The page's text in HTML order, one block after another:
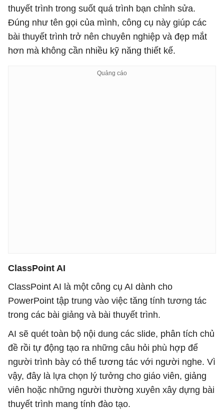
thuyết trình trong suốt quá trình bạn chỉnh sửa.
Đúng như tên gọi của mình, công cụ này giúp các
bài thuyết trình trở nên chuyên nghiệp và đẹp mắt
hơn mà không cần nhiều kỹ năng thiết kế.
ClassPoint AI
ClassPoint AI là một công cụ AI dành cho
PowerPoint tập trung vào việc tăng tính tương tác
trong các bài giảng và bài thuyết trình.
AI sẽ quét toàn bộ nội dung các slide, phân tích chủ
đề rồi tự động tạo ra những câu hỏi phù hợp để
người trình bày có thể tương tác với người nghe. Vì
vậy, đây là lựa chọn lý tưởng cho giáo viên, giảng
viên hoặc những người thường xuyên xây dựng bài
thuyết trình mang tính đào tạo.